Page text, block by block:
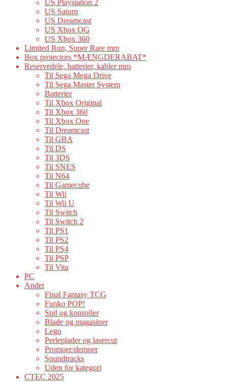
US Playstation 2
US Saturn
US Dreamcast
US Xbox OG
US Xbox 360
Limited Run, Super Rare mm
Box protectors *MÆNGDERABAT*
Reservedele, batterier, kabler mm
Til Sega Mega Drive
Til Sega Master System
Batterier
Til Xbox Original
Til Xbox 360
Til Xbox One
Til Dreamcast
Til GBA
Til DS
Til 3DS
Til SNES
Til N64
Til Gamecube
Til Wii
Til Wii U
Til Switch
Til Switch 2
Til PS1
Til PS2
Til PS4
Til PSP
Til Vita
PC
Andet
Final Fantasy TCG
Funko POP!
Spil og konsoller
Blade og magasiner
Lego
Perleplader og lasercut
Promoer/demoer
Soundtracks
Uden for kategori
CTEC 2025